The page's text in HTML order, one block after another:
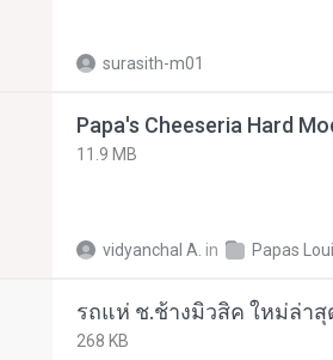
surasith-m01
Papa's Cheeseria Hard
11.9 MB
vidyanchal A. in Papas
268 KB